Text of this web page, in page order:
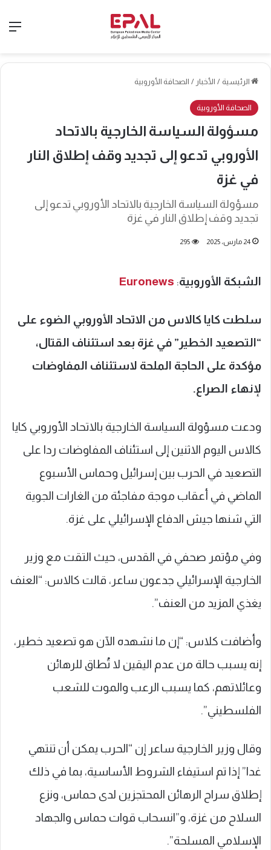
الرئيسية / الأخبار / الصحافة الأوروبية
الصحافة الأوروبية
مسؤولة السياسة الخارجية بالاتحاد
الأوروبي تدعو إلى تجديد وقف إطلاق النار
في غزة
مسؤولة السياسة الخارجية بالاتحاد الأوروبي تدعو إلى
تجديد وقف إطلاق النار في غزة
24 مارس، 2025 295
الشبكة الأوروبية:
Euronews
سلطت كايا كالاس من الاتحاد الأوروبي الضوء على
“التصعيد الخطير” في غزة بعد استئناف القتال،
مؤكدة على الحاجة الملحة لاستئناف المفاوضات
لإنهاء الصراع.
ودعت مسؤولة السياسة الخارجية بالاتحاد الأوروبي كايا
كالاس اليوم الاثنين إلى استئناف المفاوضات ردا على
التصعيد في الحرب بين إسرائيل وحماس الأسبوع
الماضي في أعقاب موجة مفاجئة من الغارات الجوية
التي شنها جيش الدفاع الإسرائيلي على غزة.
وفي مؤتمر صحفي في القدس، حيث التقت مع وزير
الخارجية الإسرائيلي جدعون ساعر، قالت كالاس: “العنف
يغذي المزيد من العنف”.
وأضافت كلاس: “إن ما نشهده الآن هو تصعيد خطير،
إنه يسبب حالة من عدم اليقين لا تُطاق للرهائن
وعائلاتهم، كما يسبب الرعب والموت للشعب
الفلسطيني”.
وقال وزير الخارجية ساعر إن “الحرب يمكن أن تنتهي
غدا” إذا تم استيفاء الشروط الأساسية، بما في ذلك
إطلاق سراح الرهائن المحتجزين لدى حماس، ونزع
السلاح من غزة، و”انسحاب قوات حماس والجهاد
الإسلامي المسلحة”.